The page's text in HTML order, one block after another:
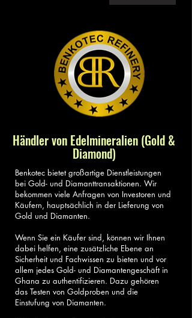
Händler von Edelmineralien (Gold &
Diamond)
Benkotec bietet großartige Dienstleistungen
bei Gold- und Diamanttransaktionen. Wir
bekommen viele Anfragen von Investoren und
Käufern, hauptsächlich in der Lieferung von
Gold und Diamanten.
Wenn Sie ein Käufer sind, können wir Ihnen
dabei helfen, eine zusätzliche Ebene an
Sicherheit und Fachwissen zu bieten und vor
allem jedes Gold- und Diamantengeschäft in
Ghana zu authentifizieren. Dazu gehören
das Testen von Goldproben und die
Einstufung von Diamanten.